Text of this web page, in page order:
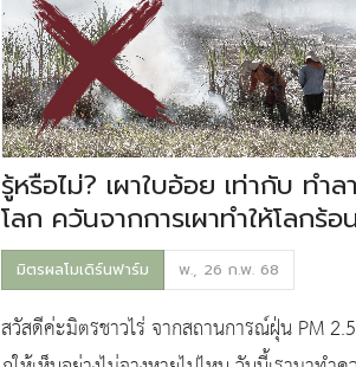
รู้หรือไม่? เผาใบอ้อย เท่ากับ ทำล
โลก ควันจากการเผาทำให้โลกร้อ
ทุกวัน
มิตรผลโมเดิร์นฟาร์ม พ., 26 ก.พ. 68
สวัสดีค่ะมิตรชาวไร่ จากสถานการณ์ฝุ่น PM